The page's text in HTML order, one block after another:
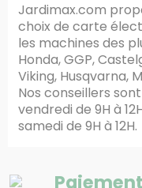
Jardimax.com
choix de carte
les machines des
Honda, GGP,
Viking, Husqvarna,
Nos conseillers
vendredi de 9H à
samedi de 9H à 12H.